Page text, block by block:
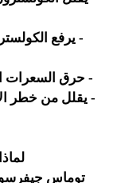
- يرفع
- حرق السعرات
- يقلل من خطر
توماس